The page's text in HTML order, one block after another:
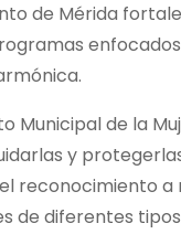
de Mérida
Municipal de la
y
reconocimiento
de diferentes